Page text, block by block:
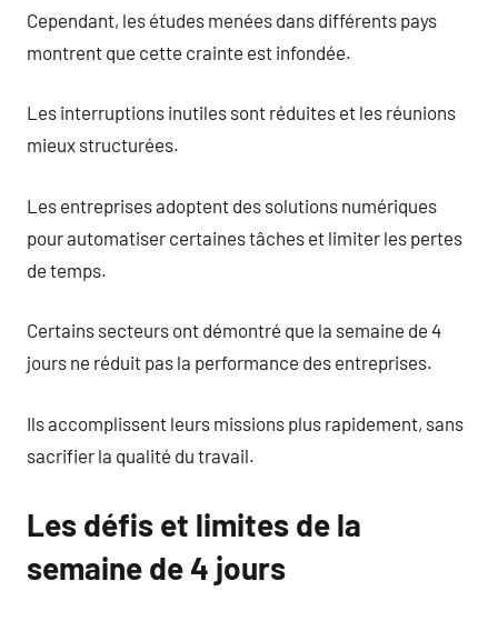
Cependant, les études menées dans différents pays
montrent que cette crainte est infondée.
Les interruptions inutiles sont réduites et les réunions
mieux structurées.
Les entreprises adoptent des solutions numériques
pour automatiser certaines tâches et limiter les pertes
de temps.
Certains secteurs ont démontré que la semaine de 4
jours ne réduit pas la performance des entreprises.
Ils accomplissent leurs missions plus rapidement, sans
sacrifier la qualité du travail.
Les défis et limites de la
semaine de 4 jours